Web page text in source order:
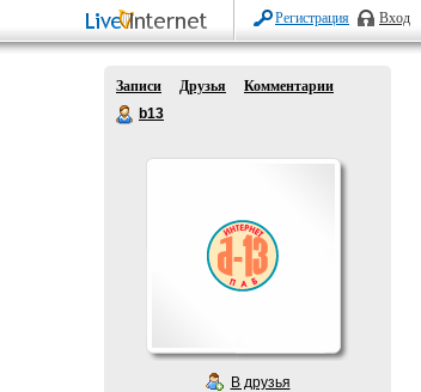
Регистрация Вход
Записи Друзья
Комментарии
b13
В друзья